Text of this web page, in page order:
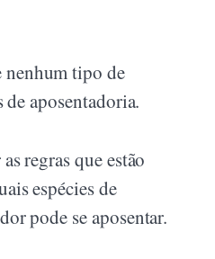
nenhum tipo de
aposentadoria.
regras que estão
espécies de
pode se aposentar.